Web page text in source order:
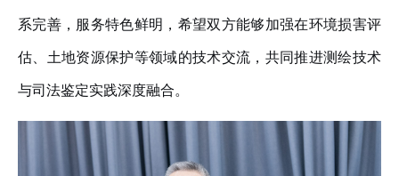
系完善，服务特色鲜明， 希望双方能够加强在环境损害评
估、 土地资源保护等领域的技术交流，共同推进测绘技术
与司法鉴定实践深度融合。